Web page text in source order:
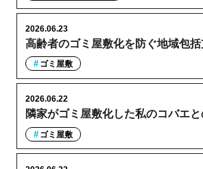
高齢者のゴミ屋敷化を防ぐ地域包
2026.06.23
ゴミ屋敷
隣家がゴミ屋敷化した私のコバエ
2026.06.22
ゴミ屋敷